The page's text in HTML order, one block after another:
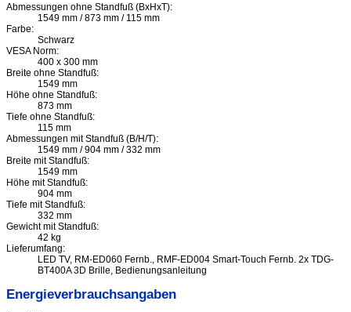
Abmessungen ohne Standfuß (BxHxT):
1549 mm / 873 mm / 115 mm
Farbe:
Schwarz
VESA Norm:
400 x 300 mm
Breite ohne Standfuß:
1549 mm
Höhe ohne Standfuß:
873 mm
Tiefe ohne Standfuß:
115 mm
Abmessungen mit Standfuß (B/H/T):
1549 mm / 904 mm / 332 mm
Breite mit Standfuß:
1549 mm
Höhe mit Standfuß:
904 mm
Tiefe mit Standfuß:
332 mm
Gewicht mit Standfuß:
42 kg
Lieferumfang:
LED TV, RM-ED060 Fernb., RMF-ED004 Smart-Touch Fernb. 2x TDG-
BT400A 3D Brille, Bedienungsanleitung
Energieverbrauchsangaben